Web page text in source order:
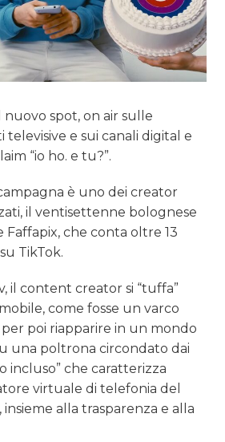
nuovo spot, on air sulle
e sui canali digital e
“io ho. e tu?”.
è uno dei creator
il ventisettenne bolognese
Faffapix, che conta oltre 13
TikTok.
il content creator si “tuffa”
come fosse un varco
poi riapparire in un mondo
una poltrona circondato dai
incluso” che caratterizza
virtuale di telefonia del
alla trasparenza e alla